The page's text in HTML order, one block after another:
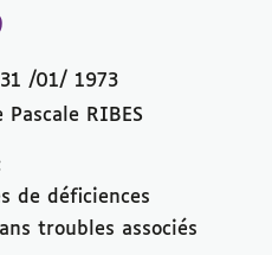
/01/ 1973
RIBES
de déficiences
troubles associés